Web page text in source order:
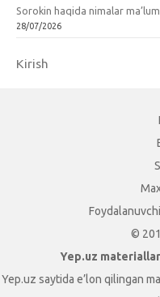
Sorokin haqida nimalar ma’lum
28/07/2026
Kirish
©
Yep.uz
Yep.uz saytida e’lon qilingan